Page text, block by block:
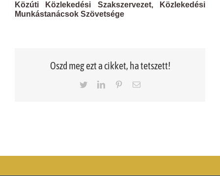
Közúti Közlekedési Szakszervezet, Közlekedési
Munkástanácsok Szövetsége
Oszd meg ezt a cikket, ha tetszett!
TwitterLinkedInPinterestEmail